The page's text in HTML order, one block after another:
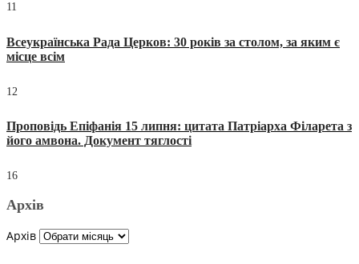
11
Всеукраїнська Рада Церков: 30 років за столом, за яким є
місце всім
12
Проповідь Епіфанія 15 липня: цитата Патріарха Філарета з
його амвона. Документ тяглості
16
Архів
Архів